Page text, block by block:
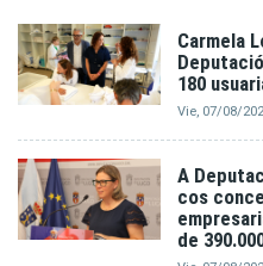
Carmela
180
Vie, 07/08/
A
cos
de